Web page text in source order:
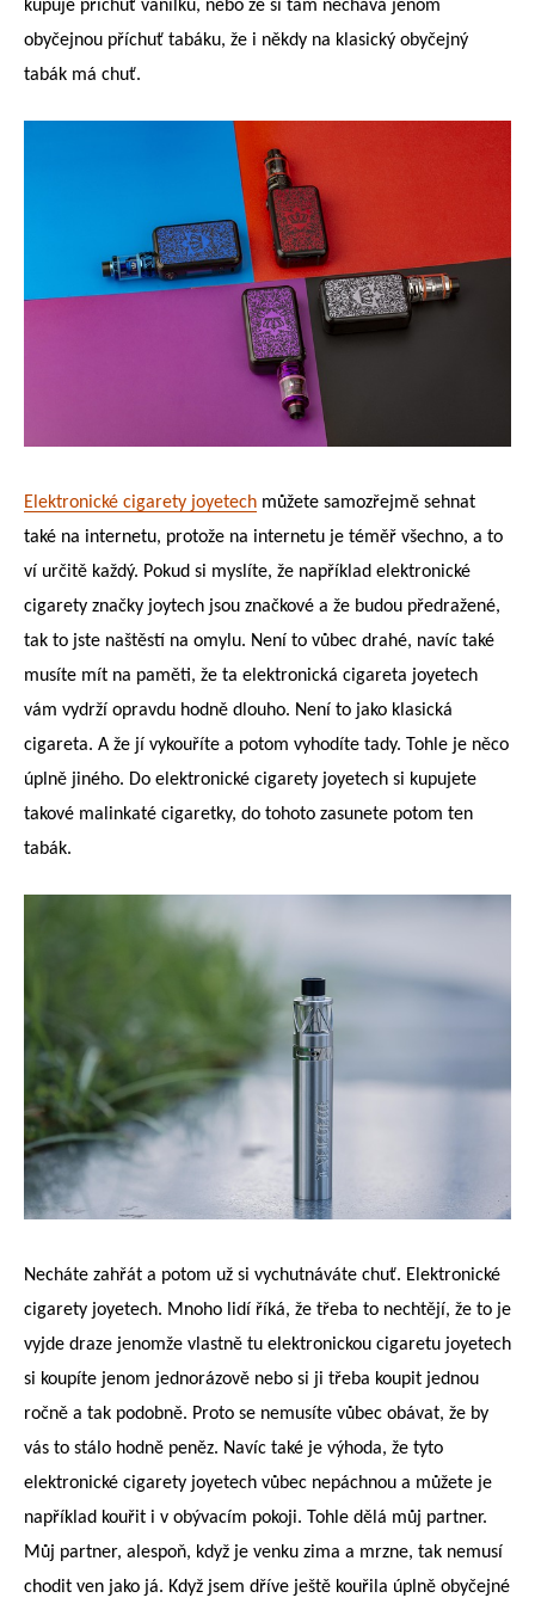
kupuje příchuť vanilku, nebo že si tam nechává jenom
obyčejnou příchuť tabáku, že i někdy na klasický obyčejný
tabák má chuť.
Elektronické cigarety joyetech můžete samozřejmě sehnat
také na internetu, protože na internetu je téměř všechno, a to
ví určitě každý. Pokud si myslíte, že například elektronické
cigarety značky joytech jsou značkové a že budou předražené,
tak to jste naštěstí na omylu. Není to vůbec drahé, navíc také
musíte mít na paměti, že ta elektronická cigareta joyetech
vám vydrží opravdu hodně dlouho. Není to jako klasická
cigareta. A že jí vykouříte a potom vyhodíte tady. Tohle je něco
úplně jiného. Do elektronické cigarety joyetech si kupujete
takové malinkaté cigaretky, do tohoto zasunete potom ten
tabák.
Necháte zahřát a potom už si vychutnáváte chuť. Elektronické
cigarety joyetech. Mnoho lidí říká, že třeba to nechtějí, že to je
vyjde draze jenomže vlastně tu elektronickou cigaretu joyetech
si koupíte jenom jednorázově nebo si ji třeba koupit jednou
ročně a tak podobně. Proto se nemusíte vůbec obávat, že by
vás to stálo hodně peněz. Navíc také je výhoda, že tyto
elektronické cigarety joyetech vůbec nepáchnou a můžete je
například kouřit i v obývacím pokoji. Tohle dělá můj partner.
Můj partner, alespoň, když je venku zima a mrzne, tak nemusí
chodit ven jako já. Když jsem dříve ještě kouřila úplně obyčejné